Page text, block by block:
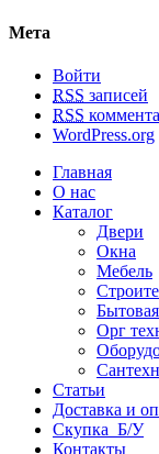
Мета
Войти
RSS записей
RSS
WordPress.org
Главная
О нас
Каталог
Двери
Окна
Мебель
Орг
Статьи
Доставка и
Скупка Б/У
Контакты